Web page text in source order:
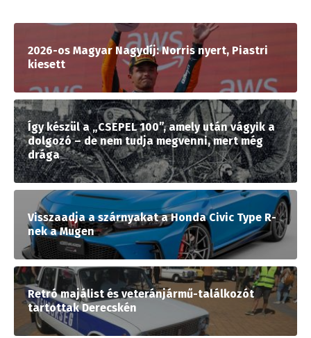
2026-os Magyar Nagydíj: Norris nyert, Piastri
kiesett
Így készül a „CSEPEL 100”, amely után vágyik a
dolgozó – de nem tudja megvenni, mert még
drága
Visszaadja a szárnyakat a Honda Civic Type R-
nek a Mugen
Retró majálist és veteránjármű-találkozót
tartottak Derecskén